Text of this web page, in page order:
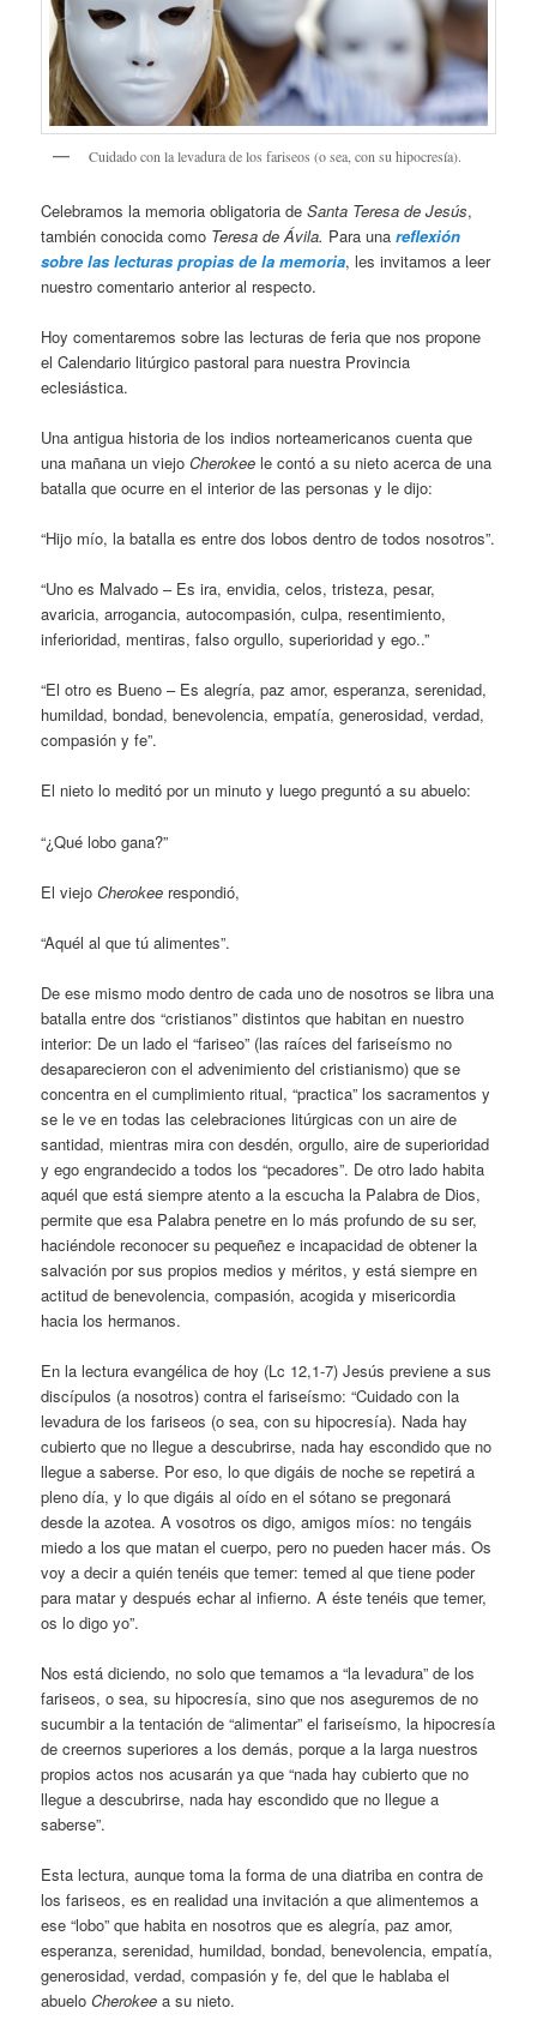
Cuidado con la levadura de los fariseos (o sea, con su hipocresía).
Celebramos la memoria obligatoria deSanta Teresa de Jesús,
también conocida como Teresa de Ávila. Para unareflexión
sobre las lecturas propias de la memoria, les invitamos a leer
nuestro comentario anterior al respecto.
Hoy comentaremos sobre las lecturas de feria que nos propone
el Calendario litúrgico pastoral para nuestra Provincia
eclesiástica.
Una antigua historia de los indios norteamericanos cuenta que
una mañana un viejoCherokee le contó a su nieto acerca de una
batalla que ocurre en el interior de las personas y le dijo:
“Hijo mío, la batalla es entre dos lobos dentro de todos nosotros”.
“Uno es Malvado – Es ira, envidia, celos, tristeza, pesar,
avaricia, arrogancia, autocompasión, culpa, resentimiento,
inferioridad, mentiras, falso orgullo, superioridad y ego..”
“El otro es Bueno – Es alegría, paz amor, esperanza, serenidad,
humildad, bondad, benevolencia, empatía, generosidad, verdad,
compasión y fe”.
El nieto lo meditó por un minuto y luego preguntó a su abuelo:
“¿Qué lobo gana?”
El viejoCherokee respondió,
“Aquél al que tú alimentes”.
De ese mismo modo dentro de cada uno de nosotros se libra una
batalla entre dos “cristianos” distintos que habitan en nuestro
interior: De un lado el “fariseo” (las raíces del fariseísmo no
desaparecieron con el advenimiento del cristianismo) que se
concentra en el cumplimiento ritual, “practica” los sacramentos y
se le ve en todas las celebraciones litúrgicas con un aire de
santidad, mientras mira con desdén, orgullo, aire de superioridad
y ego engrandecido a todos los “pecadores”. De otro lado habita
aquél que está siempre atento a la escucha la Palabra de Dios,
permite que esa Palabra penetre en lo más profundo de su ser,
haciéndole reconocer su pequeñez e incapacidad de obtener la
salvación por sus propios medios y méritos, y está siempre en
actitud de benevolencia, compasión, acogida y misericordia
hacia los hermanos.
En la lectura evangélica de hoy (Lc 12,1-7) Jesús previene a sus
discípulos (a nosotros) contra el fariseísmo: “Cuidado con la
levadura de los fariseos (o sea, con su hipocresía). Nada hay
cubierto que no llegue a descubrirse, nada hay escondido que no
llegue a saberse. Por eso, lo que digáis de noche se repetirá a
pleno día, y lo que digáis al oído en el sótano se pregonará
desde la azotea. A vosotros os digo, amigos míos: no tengáis
miedo a los que matan el cuerpo, pero no pueden hacer más. Os
voy a decir a quién tenéis que temer: temed al que tiene poder
para matar y después echar al infierno. A éste tenéis que temer,
os lo digo yo”.
Nos está diciendo, no solo que temamos a “la levadura” de los
fariseos, o sea, su hipocresía, sino que nos aseguremos de no
sucumbir a la tentación de “alimentar” el fariseísmo, la hipocresía
de creernos superiores a los demás, porque a la larga nuestros
propios actos nos acusarán ya que “nada hay cubierto que no
llegue a descubrirse, nada hay escondido que no llegue a
saberse”.
Esta lectura, aunque toma la forma de una diatriba en contra de
los fariseos, es en realidad una invitación a que alimentemos a
ese “lobo” que habita en nosotros que es alegría, paz amor,
esperanza, serenidad, humildad, bondad, benevolencia, empatía,
generosidad, verdad, compasión y fe, del que le hablaba el
abueloCherokee a su nieto.